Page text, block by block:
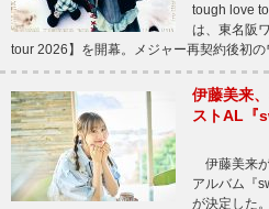
tough love
は、東名阪
tour 2026】を開幕。メジャー再契約後初
伊藤美来
ストAL『
伊藤美来
アルバム『
が決定した